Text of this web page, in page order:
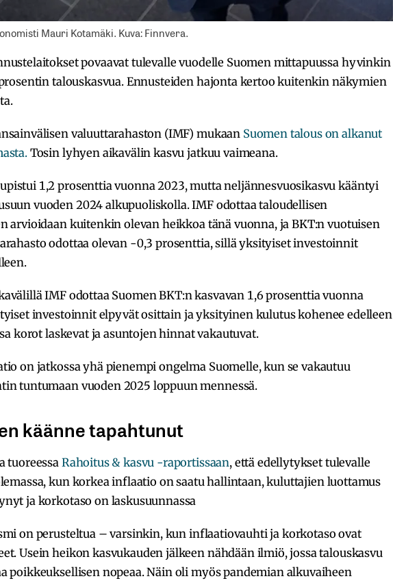
Mauri Kotamäki. Kuva: Finnvera.
povaavat tulevalle vuodelle Suomen mittapuussa hyvinkin
talouskasvua. Ennusteiden hajonta kertoo kuitenkin näkymien
valuuttarahaston (IMF) mukaan Suomen talous on alkanut
Tosin lyhyen aikavälin kasvu jatkuu vaimeana.
1,2 prosenttia vuonna 2023, mutta neljännesvuosikasvu kääntyi
vuoden 2024 alkupuoliskolla. IMF odottaa taloudellisen
arvioidaan kuitenkin olevan heikkoa tänä vuonna, ja BKT:n vuotuisen
odottaa olevan -0,3 prosenttia, sillä yksityiset investoinnit
IMF odottaa Suomen BKT:n kasvavan 1,6 prosenttia vuonna
investoinnit elpyvät osittain ja yksityinen kulutus kohenee edelleen
korot laskevat ja asuntojen hinnat vakautuvat.
on jatkossa yhä pienempi ongelma Suomelle, kun se vakautuu
tuntumaan vuoden 2025 loppuun mennessä.
käänne tapahtunut
tuoreessa Rahoitus & kasvu -raportissaan, että edellytykset tulevalle
kun korkea inflaatio on saatu hallintaan, kuluttajien luottamus
ja korkotaso on laskusuunnassa
on perusteltua – varsinkin, kun inflaatiovauhti ja korkotaso ovat
Usein heikon kasvukauden jälkeen nähdään ilmiö, jossa talouskasvu
poikkeuksellisen nopeaa. Näin oli myös pandemian alkuvaiheen